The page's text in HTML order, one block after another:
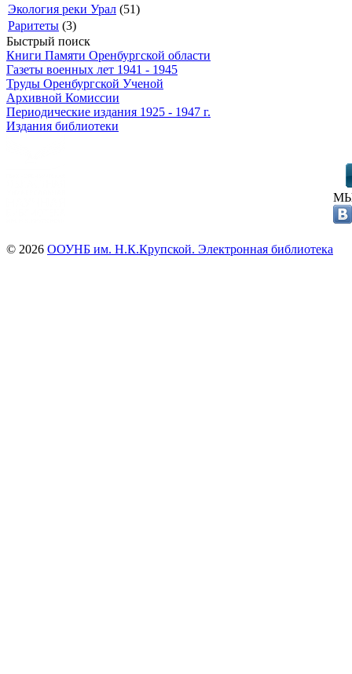
Экология реки Урал (51)
Раритеты (3)
Быстрый поиск
Книги Памяти Оренбургской области
Газеты военных лет 1941 - 1945
Труды Оренбургской Ученой
Архивной Комиссии
Периодические издания 1925 - 1947 г.
Издания библиотеки
© 2026 ООУНБ им. Н.К.Крупской. Электронная библиотека